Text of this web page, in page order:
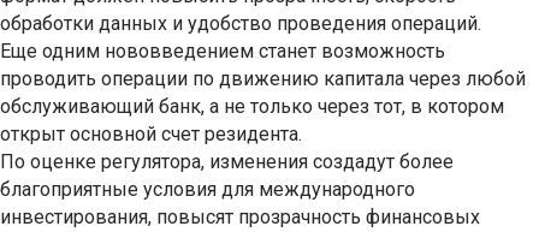
обработки данных и удобство проведения операций.
Еще одним нововведением станет возможность
проводить операции по движению капитала через любой
обслуживающий банк, а не только через тот, в котором
открыт основной счет резидента.
По оценке регулятора, изменения создадут более
благоприятные условия для международного
инвестирования, повысят прозрачность финансовых